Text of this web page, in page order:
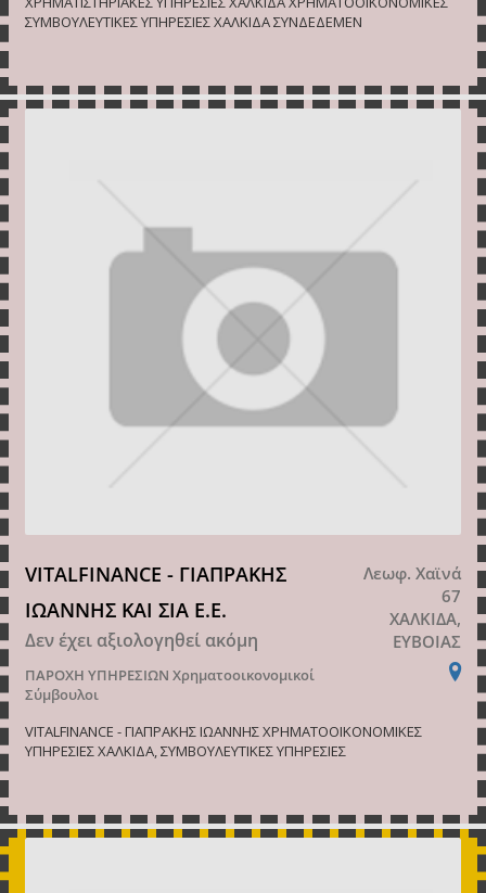
ΣΥΜΒΟΥΛΕΥΤΙΚΕΣ ΥΠΗΡΕΣΙΕΣ ΧΑΛΚΙΔΑ ΣΥΝΔΕΔΕΜΕΝ
VITALFINANCE - ΓΙΑΠΡΑΚΗΣ
ΙΩΑΝΝΗΣ ΚΑΙ ΣΙΑ Ε.Ε.
Δεν έχει αξιολογηθεί ακόμη
ΠΑΡΟΧΗ ΥΠΗΡΕΣΙΩΝ Χρηματοοικονομικοί
Σύμβουλοι
Λεωφ. Χαϊνά
67
ΧΑΛΚΙΔΑ,
ΕΥΒΟΙΑΣ
VITALFINANCE - ΓΙΑΠΡΑΚΗΣ ΙΩΑΝΝΗΣ ΧΡΗΜΑΤΟΟΙΚΟΝΟΜΙΚΕΣ
ΥΠΗΡΕΣΙΕΣ ΧΑΛΚΙΔΑ, ΣΥΜΒΟΥΛΕΥΤΙΚΕΣ ΥΠΗΡΕΣΙΕΣ